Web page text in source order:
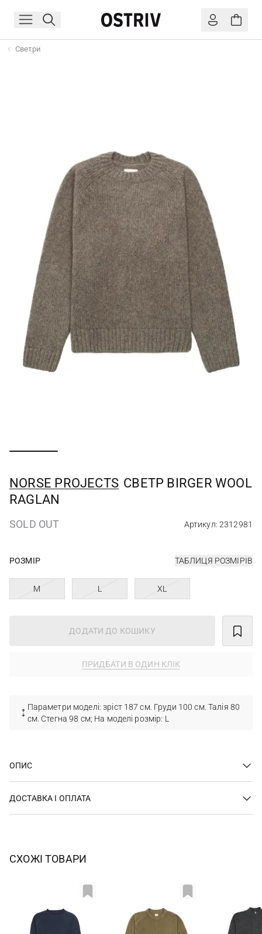
Светри
NORSE PROJECTS СВЕТР BIRGER WOOL
RAGLAN
SOLD OUT Артикул: 2312981
РОЗМІР ТАБЛИЦЯ РОЗМІРІВ
M L XL
ДОДАТИ ДО КОШИКУ
ПРИДБАТИ В ОДИН КЛІК
Параметри моделі: зріст 187 см. Груди 100 см. Талія 80
см. Стегна 98 см; На моделі розмір: L
ОПИС
ДОСТАВКА І ОПЛАТА
СХОЖІ ТОВАРИ